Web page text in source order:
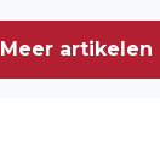
Meer artikelen